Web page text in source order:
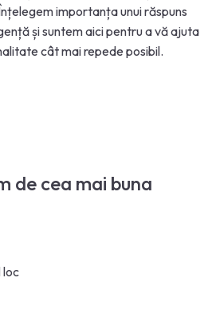
importanța unui răspuns
și suntem aici pentru a vă ajuta
cât mai repede posibil.
de cea mai buna
loc